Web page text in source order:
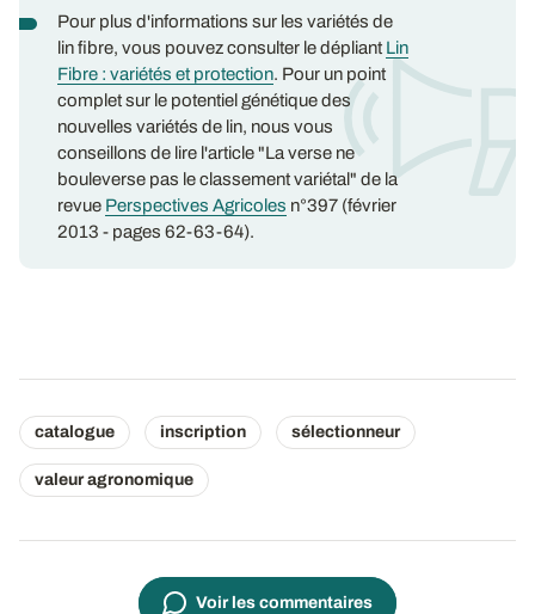
Pour plus d'informations sur les variétés de
lin fibre, vous pouvez consulter le dépliant Lin
Fibre : variétés et protection. Pour un point
complet sur le potentiel génétique des
nouvelles variétés de lin, nous vous
conseillons de lire l'article "La verse ne
bouleverse pas le classement variétal" de la
revue Perspectives Agricoles n°397 (février
2013 - pages 62-63-64).
catalogue inscription sélectionneur
valeur agronomique
Voir les commentaires